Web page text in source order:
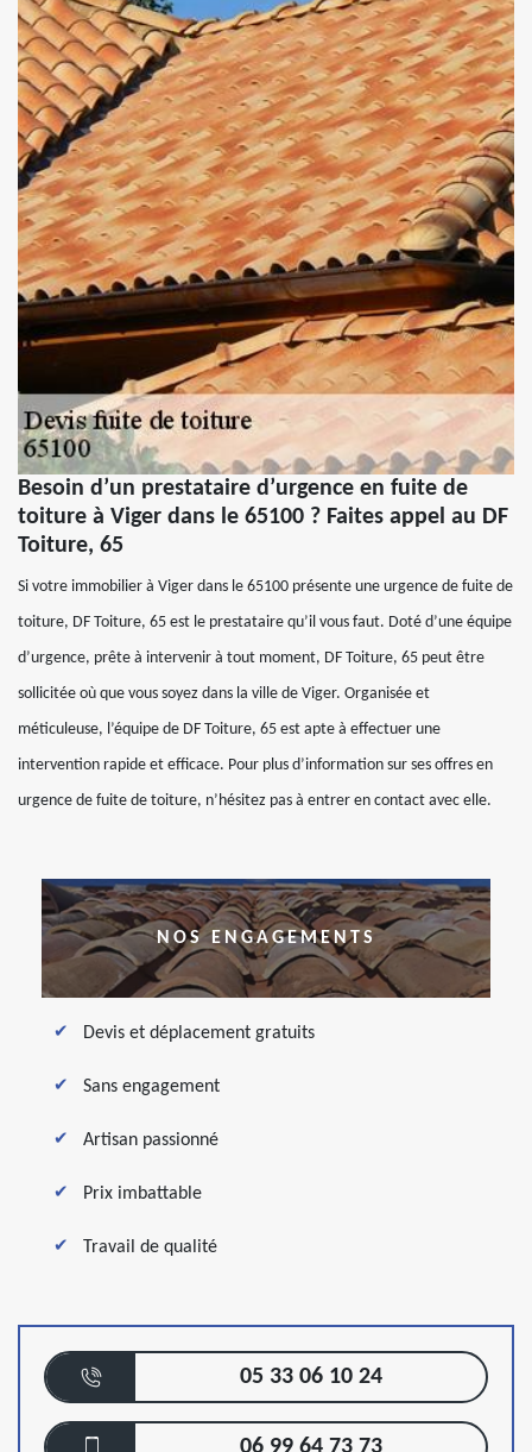
Besoin d’un prestataire d’urgence en fuite de
toiture à Viger dans le 65100 ? Faites appel au DF
Toiture, 65
Si votre immobilier à Viger dans le 65100 présente une urgence de fuite de
toiture, DF Toiture, 65 est le prestataire qu’il vous faut. Doté d’une équipe
d’urgence, prête à intervenir à tout moment, DF Toiture, 65 peut être
sollicitée où que vous soyez dans la ville de Viger. Organisée et
méticuleuse, l’équipe de DF Toiture, 65 est apte à effectuer une
intervention rapide et efficace. Pour plus d’information sur ses offres en
urgence de fuite de toiture, n’hésitez pas à entrer en contact avec elle.
NOS ENGAGEMENTS
Devis et déplacement gratuits
Sans engagement
Artisan passionné
Prix imbattable
Travail de qualité
05 33 06 10 24